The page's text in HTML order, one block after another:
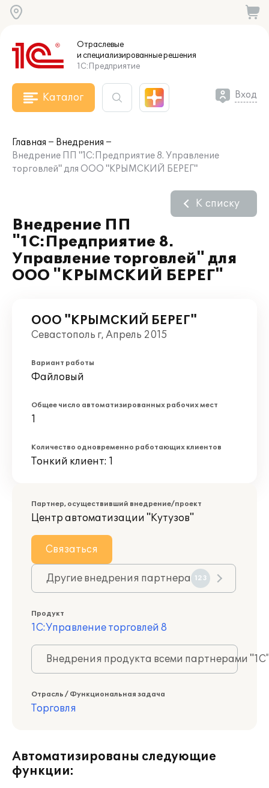
Отраслевые
и специализированныерешения
1С:Предприятие
Каталог Вход
Главная
Внедрения
Внедрение ПП "1С:Предприятие 8. Управление
торговлей" для ООО "КРЫМСКИЙ БЕРЕГ"
Внедрение ПП
"1С:Предприятие 8.
Управление торговлей" для
ООО "КРЫМСКИЙ БЕРЕГ"
К списку
ООО "КРЫМСКИЙ БЕРЕГ"
Севастополь г, Апрель 2015
Вариант работы
Файловый
Общее число автоматизированных рабочих мест
1
Количество одновременно работающих клиентов
Тонкий клиент: 1
Партнер, осуществивший внедрение/проект
Центр автоматизации "Кутузов"
Связаться
Другие внедрения партнера 123
Продукт
1С:Управление торговлей 8
Внедрения продукта всеми партнерами
Отрасль / Функциональная задача
Торговля
Автоматизированы следующие
функции: